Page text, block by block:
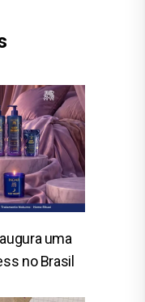
uma
no Brasil